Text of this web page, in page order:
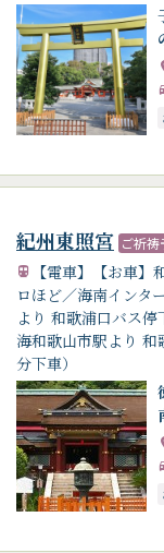
紀州東照宮 ご祈
【電車】【お車
ロほど／海南インタ
より 和歌浦口バス
海和歌山市駅より 和
分下車）